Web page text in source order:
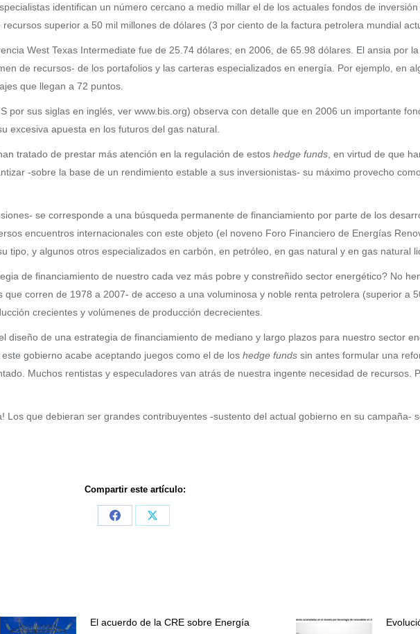
identifican un número cercano a medio millar el de los actuales fondos de
superior a 50 mil millones de dólares (3 por ciento de la factura petrolera mundial
West Texas Intermediate fue de 25.74 dólares; en 2006, de 65.98 dólares. El ansia por
de recursos- de los portafolios y las carteras especializados en energía. Por ejemplo, en
que llegan a 72 puntos.
por sus siglas en inglés, ver www.bis.org) observa con detalle que en 2006 un importante
excesiva apuesta en los futuros del gas natural.
tratado de prestar más atención en la regulación de estos hedge funds , en virtud de que
-sobre la base de un rendimiento estable a sus inversionistas- su máximo provecho
se corresponde a una búsqueda permanente de financiamiento por parte de los
encuentros internacionales con este objeto (el noveno Foro Financiero de Energías
tipo, y algunos otros especializados en carbón, en petróleo, en gas natural y en gas natural
de financiamiento de nuestro cada vez más pobre y constreñido sector energético? No
corren de 1978 a 2007- de acceso a una voluminosa y noble renta petrolera (superior a
crecientes y volúmenes de producción decrecientes.
diseño de una estrategia de financiamiento de mediano y largo plazos para nuestro sector
gobierno acabe aceptando juegos como el de los hedge funds sin antes formular una
Muchos rentistas y especuladores van atrás de nuestra ingente necesidad de recursos.
que debieran ser grandes contribuyentes -sustento del actual gobierno en su campaña-
Compartir este artículo:
Share
Share
El acuerdo de la CRE sobre Energía